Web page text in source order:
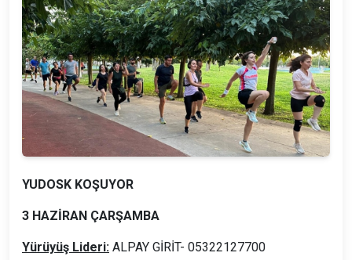
YUDOSK KOŞUYOR
3 HAZİRAN ÇARŞAMBA
Yürüyüş Lideri: ALPAY GİRİT- 05322127700